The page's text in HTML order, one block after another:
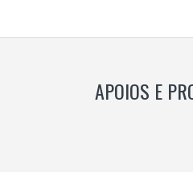
APOIOS E